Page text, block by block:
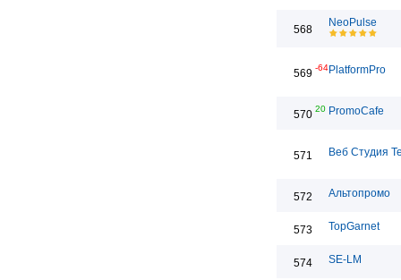
568
NeoPulse
569 -64PlatformPro
570 20 PromoCafe
571 Веб Студия
572 Альтопромо
573 TopGarnet
574 SE-LM